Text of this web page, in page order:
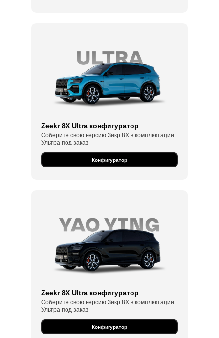
Zeekr 8X Ultra конфигуратор
Соберите свою версию Зикр 8Х в комплектации
Ультра под заказ
Конфигуратор
Zeekr 8X Ultra конфигуратор
Соберите свою версию Зикр 8Х в комплектации
Ультра под заказ
Конфигуратор